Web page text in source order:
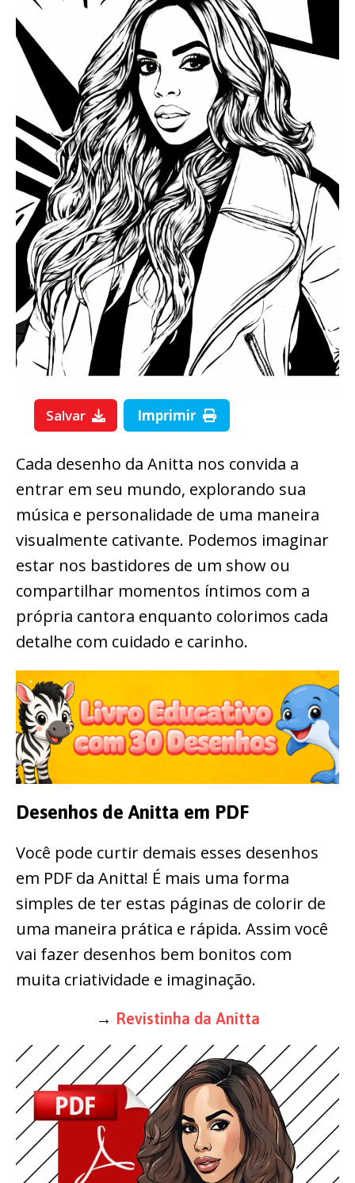
Salvar Imprimir
Cada desenho da Anitta nos convida a
entrar em seu mundo, explorando sua
música e personalidade de uma maneira
visualmente cativante. Podemos imaginar
estar nos bastidores de um show ou
compartilhar momentos íntimos com a
própria cantora enquanto colorimos cada
detalhe com cuidado e carinho.
Desenhos de Anitta em PDF
Você pode curtir demais esses desenhos
em PDF da Anitta! É mais uma forma
simples de ter estas páginas de colorir de
uma maneira prática e rápida. Assim você
vai fazer desenhos bem bonitos com
muita criatividade e imaginação.
→ Revistinha da Anitta